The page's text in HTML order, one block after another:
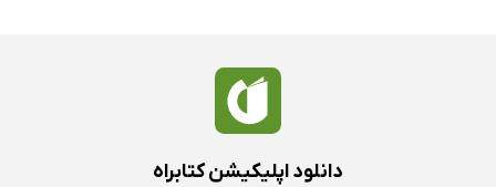
دانلود اپلیکیشن کتابراه